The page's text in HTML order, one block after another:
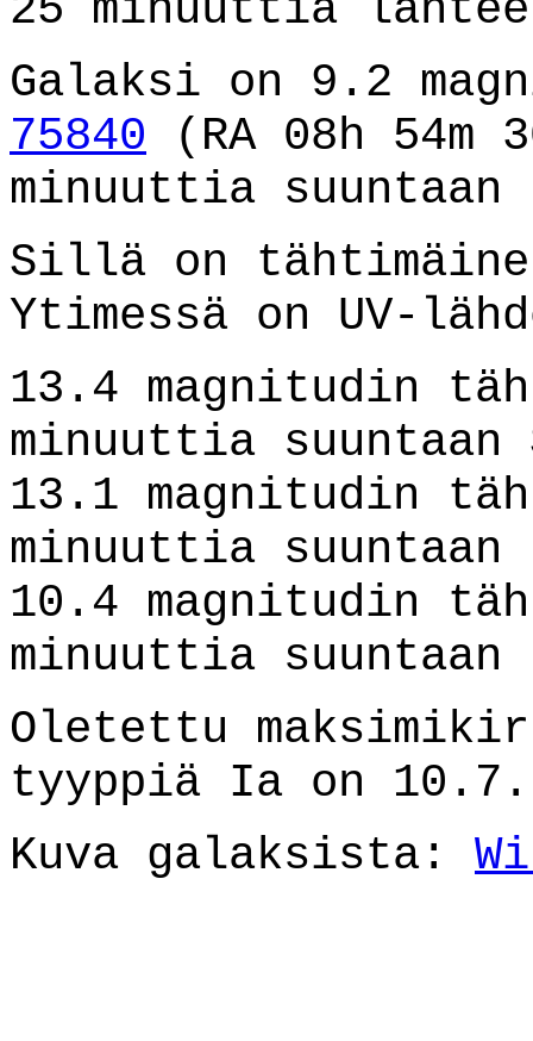
Galaksi on 9.2
75840 (RA 08h 54m
minuuttia suuntaan
Sillä on
Ytimessä on UV-
13.4 magnitudin
minuuttia suuntaan
13.1 magnitudin
minuuttia suuntaan
10.4 magnitudin
minuuttia suuntaan
Oletettu
tyyppiä Ia on 10.7.
Kuva galaksista: